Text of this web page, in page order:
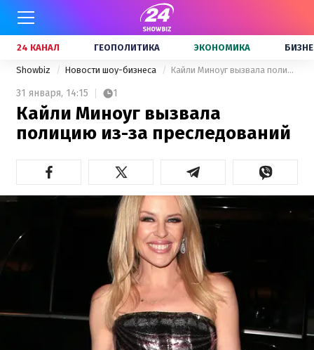
24 КАНАЛ ГЕОПОЛИТИКА ЭКОНОМИКА
Showbiz Новости шоу-бизнеса Кайли Миноуг вызвала полицию из-за преследований
31 января, 14:15 1
Кайли Миноуг вызвала
полицию из-за преследований